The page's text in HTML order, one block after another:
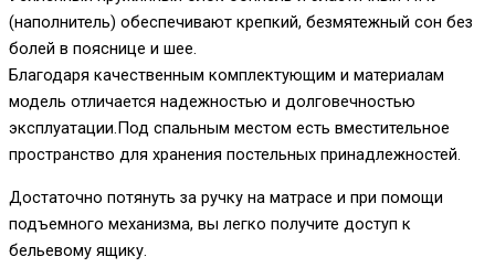
(наполнитель) обеспечивают крепкий, безмятежный сон без
болей в пояснице и шее.
Благодаря качественным комплектующим и материалам
модель отличается надежностью и долговечностью
эксплуатации.Под спальным местом есть вместительное
пространство для хранения постельных принадлежностей.
Достаточно потянуть за ручку на матрасе и при помощи
подъемного механизма, вы легко получите доступ к
бельевому ящику.